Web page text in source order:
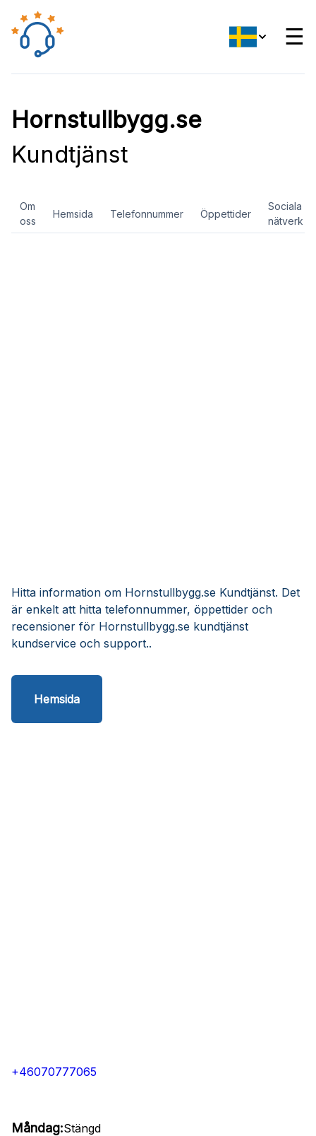
☰
Hornstullbygg.se
Kundtjänst
Om
oss
Hemsida Telefonnummer Öppettider
Sociala
nätverk
Hitta information om Hornstullbygg.se Kundtjänst. Det
är enkelt att hitta telefonnummer, öppettider och
recensioner för Hornstullbygg.se kundtjänst
kundservice och support..
Hemsida
+46070777065
Måndag:Stängd